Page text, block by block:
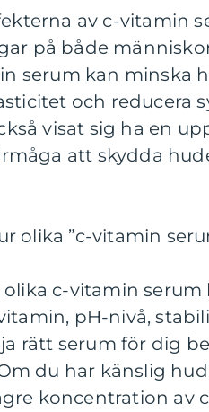
av c-vitamin
på både
serum kan minska
och reducera
visat sig ha en
att skydda
olika ”c-vitamin
c-vitamin serum
pH-nivå,
rätt serum för dig
du har känslig
koncentration av